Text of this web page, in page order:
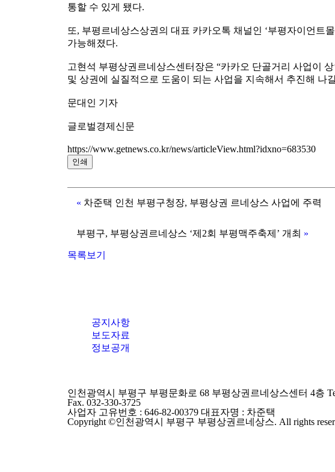
통할 수 있게 됐다.
또, 부평르네상스상권의 대표 카카오톡 채널인 ‘부평자이언트
가능해졌다.
고현석 부평상권르네상스센터장은 “카카오 단골거리 사업이
및 상권에 실질적으로 도움이 되는 사업을 지속해서 추진해 나
문대인 기자
글로벌경제신문
https://www.getnews.co.kr/news/articleView.html?idxno=683530
인쇄
« 차준택 인천 부평구청장, 부평상권 르네상스 사업에 주력
부평구, 부평상권르네상스 ‘제2회 부평맥주축제’ 개최 »
목록보기
공지사항
보도자료
정보공개
인천광역시 부평구 부평문화로 68 부평상권르네상스센터 4층
Fax. 032-330-3725
사업자 고유번호 : 646-82-00379 대표자명 : 차준택
Copyright ©인천광역시 부평구 부평상권르네상스. All rights